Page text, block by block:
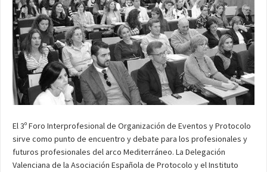
El 3º Foro Interprofesional de Organización de Eventos y Protocolo
sirve como punto de encuentro y debate para los profesionales y
futuros profesionales del arco Mediterráneo. La Delegación
Valenciana de la Asociación Española de Protocolo y el Instituto